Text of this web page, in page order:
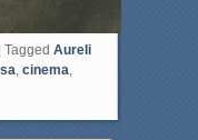
Tagged Aureli
cinema